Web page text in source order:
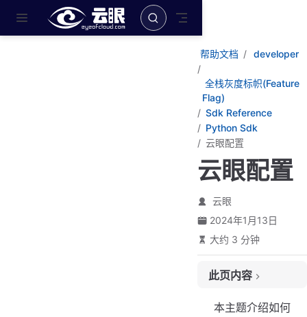
跳至主要內容
帮助文档 developer
全栈灰度标帜(Feature
Flag)
Sdk Reference
Python Sdk
云眼配置
云眼配置
云眼
2024年1月13日
大约 3 分钟
此页内容
本主题介绍如何